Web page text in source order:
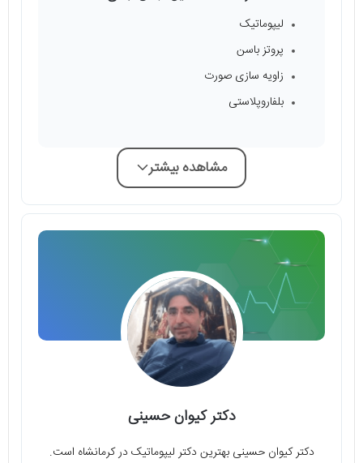
لیپوماتیک
پروتز باسن
زاویه سازی صورت
بلفاروپلاستی
مشاهده بیشتر
دکتر کیوان حسینی
دکتر کیوان حسینی بهترین دکتر لیپوماتیک در کرمانشاه است.